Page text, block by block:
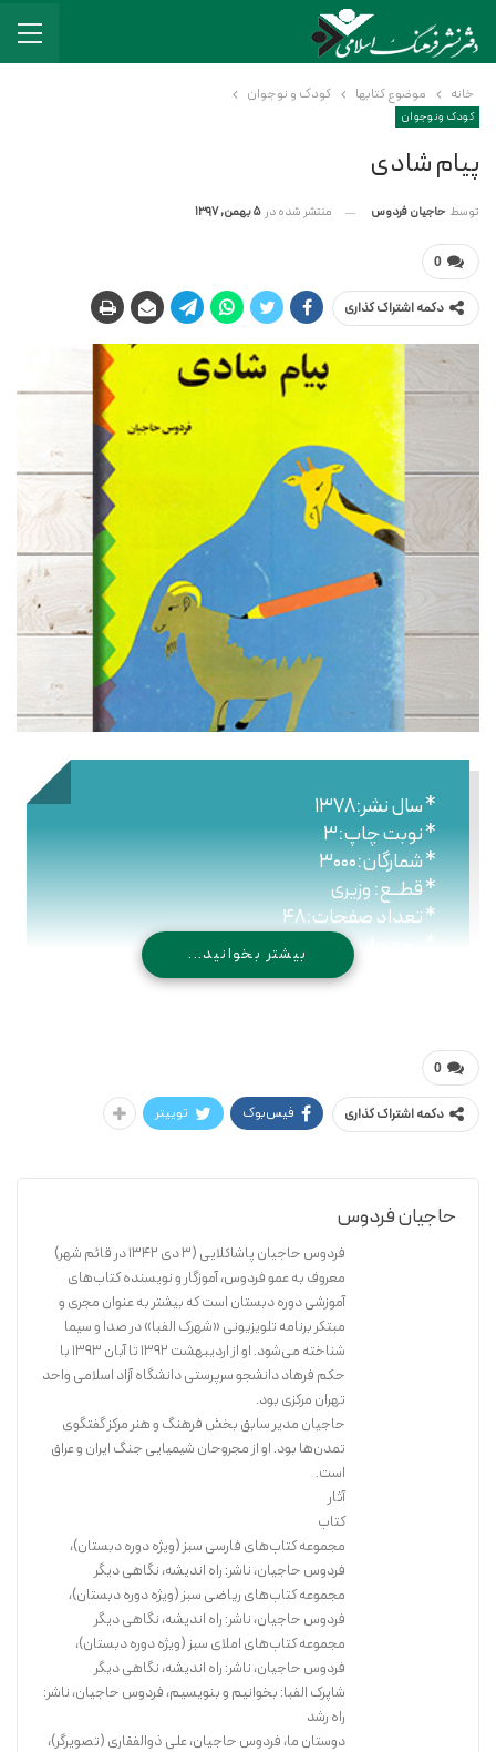
خانه موضوع کتابها کودک و نوجوان
کودک و نوجوان
پیام شادی
توسط حاجیان فردوس منتشر شده در 5 بهمن, 1397
0
دکمه اشتراک گذاری
* سال نشر:۱۳۷۸
* نوبت چاپ:۳
* شمارگان:۳۰۰۰
* قطــع: وزیری
* تعداد صفحات:۴۸
* نـوع جلـد: شومیزبیشتر بخوانید...
0
دکمه اشتراک گذاری فیس‌بوک توییتر
حاجیان فردوس
فردوس حاجیان پاشاکلایی (۳ دی ۱۳۴۲ در قائم شهر)
معروف به عمو فردوس، آموزگار و نویسنده کتاب‌های
آموزشی دوره دبستان است که بیشتر به عنوان مجری و
مبتکر برنامه تلویزیونی «شهرک الفبا» در صدا و سیما
شناخته می‌شود. او از اردیبهشت ۱۳۹۲ تا آبان ۱۳۹۳ با
حکم فرهاد دانشجو سرپرستی دانشگاه آزاد اسلامی واحد
تهران مرکزی بود.
حاجیان مدیر سابق بخش فرهنگ و هنر مرکز گفتگوی
تمدن‌ها بود. او از مجروحان شیمیایی جنگ ایران و عراق
است.
آثار
کتاب
مجموعه کتاب‌های فارسی سبز (ویژه دوره دبستان)،
فردوس حاجیان، ناشر: راه اندیشه، نگاهی دیگر
مجموعه کتاب‌های ریاضی سبز (ویژه دوره دبستان)،
فردوس حاجیان، ناشر: راه اندیشه، نگاهی دیگر
مجموعه کتاب‌های املای سبز (ویژه دوره دبستان)،
فردوس حاجیان، ناشر: راه اندیشه، نگاهی دیگر
شاپرک الفبا: بخوانیم و بنویسیم، فردوس حاجیان، ناشر:
راه رشد
دوستان ما، فردوس حاجیان، علی ذوالفقاری (تصویرگر)،